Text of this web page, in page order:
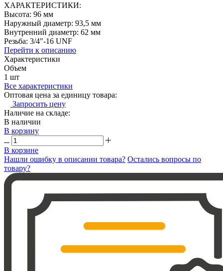
ХАРАКТЕРИСТИКИ:
Высота: 96 мм
Наружный диаметр: 93,5 мм
Внутренний диаметр: 62 мм
Резьба: 3/4"-16 UNF
Перейти к описанию
Характеристики
Объем
1 шт
Все характеристики
Оптовая цена за единицу товара:
Запросить цену
Наличие на складе:
В наличии
В корзину
В корзине
Нашли ошибку в описании товара? Остались вопросы по
товару?